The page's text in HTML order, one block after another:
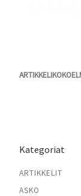
Kategoriat
ARTIKKELIT
ASKO